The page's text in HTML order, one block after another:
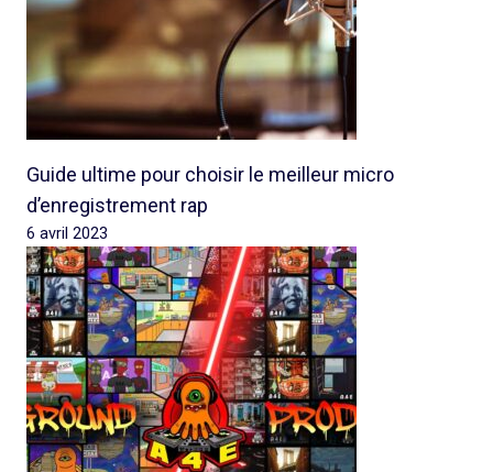
Guide ultime pour choisir le meilleur micro
d’enregistrement rap
6 avril 2023